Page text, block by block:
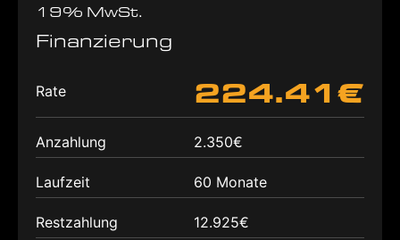
19% MwSt.
Finanzierung
Rate 224.41€
Anzahlung 2.350€
Laufzeit 60 Monate
Restzahlung 12.925€